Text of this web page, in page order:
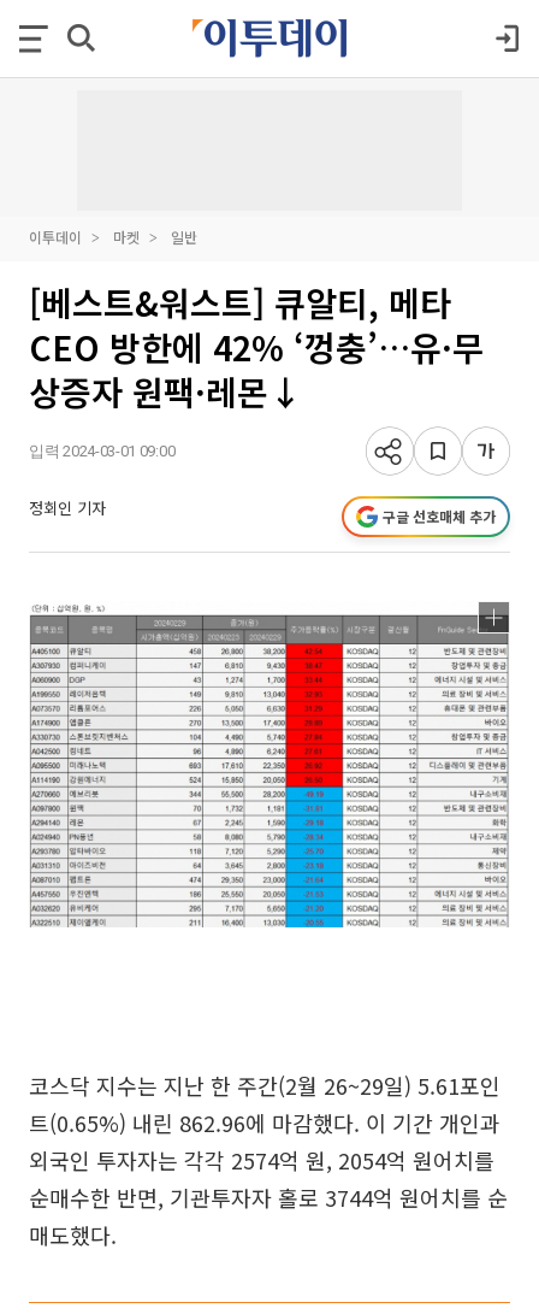
이투데이 마켓 일반
[베스트&워스트] 큐알티, 메타
CEO 방한에 42% ‘껑충’…유·무
상증자 원팩·레몬↓
입력 2024-03-01 09:00
정회인 기자 구글 선호매체 추가
코스닥 지수는 지난 한 주간(2월 26~29일) 5.61포인
트(0.65%) 내린 862.96에 마감했다. 이 기간 개인과
외국인 투자자는 각각 2574억 원, 2054억 원어치를
순매수한 반면, 기관투자자 홀로 3744억 원어치를 순
매도했다.